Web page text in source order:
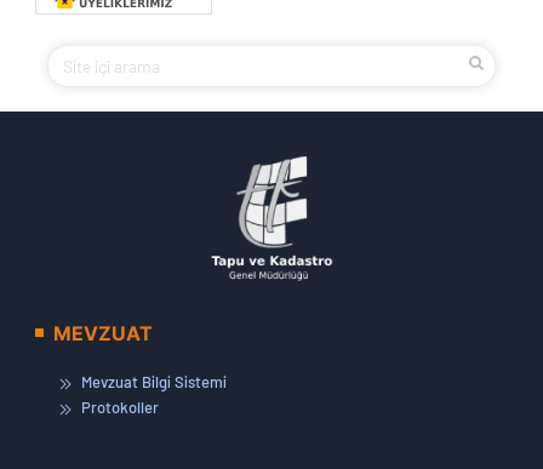
MEVZUAT
Mevzuat Bilgi Sistemi
Protokoller